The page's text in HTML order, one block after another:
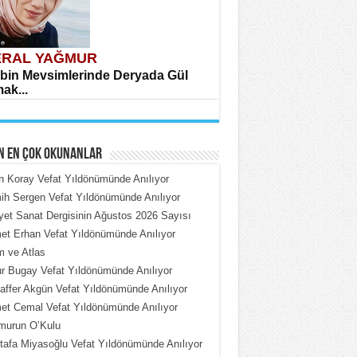
YAĞMUR
Mevsimlerinde Deryada Gül
ÇOBAN
Put Dışardaki Maskeler...
EN ÇOK OKUNANLAR
Koray Vefat Yıldönümünde Anılıyor
Sergen Vefat Yıldönümünde Anılıyor
Sanat Dergisinin Ağustos 2026 Sayısı
Erhan Vefat Yıldönümünde Anılıyor
ve Atlas
Bugay Vefat Yıldönümünde Anılıyor
Akgün Vefat Yıldönümünde Anılıyor
Cemal Vefat Yıldönümünde Anılıyor
O’Kulu
Miyasoğlu Vefat Yıldönümünde Anılıyor